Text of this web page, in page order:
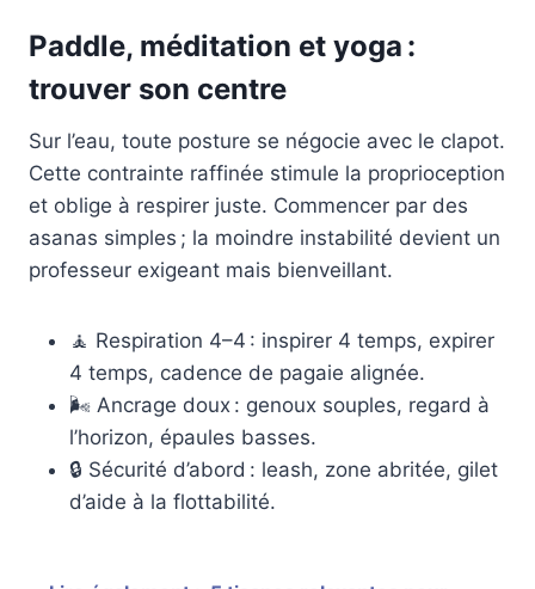
Paddle, méditation et yoga :
trouver son centre
Sur l’eau, toute posture se négocie avec le clapot.
Cette contrainte raffinée stimule la proprioception
et oblige à respirer juste. Commencer par des
asanas simples ; la moindre instabilité devient un
professeur exigeant mais bienveillant.
🧘 Respiration 4–4 : inspirer 4 temps, expirer
4 temps, cadence de pagaie alignée.
🌬️ Ancrage doux : genoux souples, regard à
l’horizon, épaules basses.
🔒 Sécurité d’abord : leash, zone abritée, gilet
d’aide à la flottabilité.